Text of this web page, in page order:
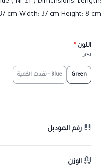
( Nr 21 ) Dimensions: Length:
37 cm Width: 37 cm Height: 8 cm
اللون *
اختر
Green Blue - نفدت الكمية
رقم الموديل
الوزن